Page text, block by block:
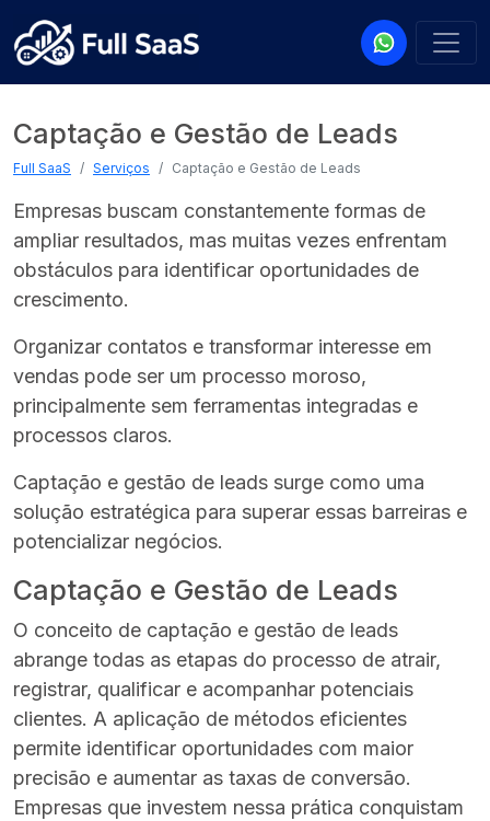
Captação e Gestão de Leads
Full SaaS Serviços Captação e Gestão de Leads
Empresas buscam constantemente formas de
ampliar resultados, mas muitas vezes enfrentam
obstáculos para identificar oportunidades de
crescimento.
Organizar contatos e transformar interesse em
vendas pode ser um processo moroso,
principalmente sem ferramentas integradas e
processos claros.
Captação e gestão de leads surge como uma
solução estratégica para superar essas barreiras e
potencializar negócios.
Captação e Gestão de Leads
O conceito de captação e gestão de leads
abrange todas as etapas do processo de atrair,
registrar, qualificar e acompanhar potenciais
clientes. A aplicação de métodos eficientes
permite identificar oportunidades com maior
precisão e aumentar as taxas de conversão.
Empresas que investem nessa prática conquistam